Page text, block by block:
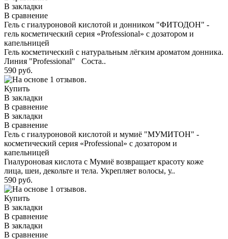
В закладки
В сравнение
Гель с гиалуроновой кислотой и донником "ФИТОДОН" -
гель косметический серия «Professional» с дозатором и
капельницей
Гель косметический с натуральным лёгким ароматом донника.
Линия "Professional" Соста..
590 руб.
Купить
В закладки
В сравнение
В закладки
В сравнение
Гель с гиалуроновой кислотой и мумиё "МУМИТОН" -
косметический серия «Professional» с дозатором и
капельницей
Гиалуроновая кислота с Мумиё возвращает красоту коже
лица, шеи, декольте и тела. Укрепляет волосы, у..
590 руб.
Купить
В закладки
В сравнение
В закладки
В сравнение